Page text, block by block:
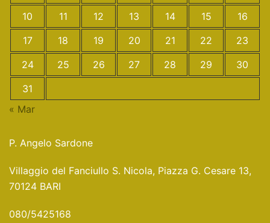
10
11 12 13 14 15
16
17
18 19 20 21 22
23
24
25 26 27 28 29
30
31
« Mar
P. Angelo Sardone
Villaggio del Fanciullo S. Nicola, Piazza G. Cesare 13,
70124 BARI
080/5425168